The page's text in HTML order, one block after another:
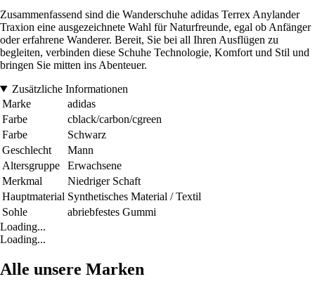
Zusammenfassend sind die Wanderschuhe adidas Terrex Anylander
Traxion eine ausgezeichnete Wahl für Naturfreunde, egal ob Anfänger
oder erfahrene Wanderer. Bereit, Sie bei all Ihren Ausflügen zu
begleiten, verbinden diese Schuhe Technologie, Komfort und Stil und
bringen Sie mitten ins Abenteuer.
Zusätzliche Informationen
Marke
adidas
Farbe
cblack/carbon/cgreen
Farbe
Schwarz
Geschlecht
Mann
Altersgruppe
Erwachsene
Merkmal
Niedriger Schaft
Hauptmaterial Synthetisches Material / Textil
Sohle
abriebfestes Gummi
Loading...
Loading...
Alle unsere Marken